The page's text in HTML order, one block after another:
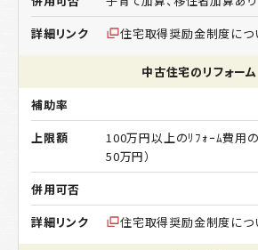
住宅取得奨励金制度につ
中古住宅のリフォーム
100万円以上のﾘﾌｫｰﾑ費用
50万円）
住宅取得奨励金制度につ